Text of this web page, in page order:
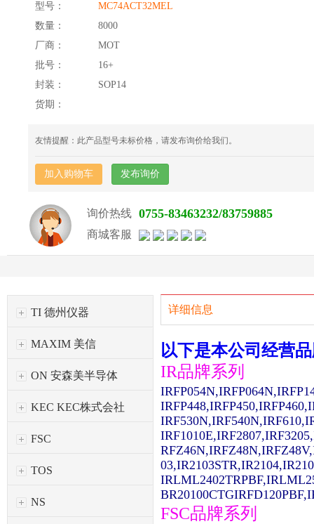
型号：
MC74ACT32MEL
数量：
8000
厂商：
MOT
批号：
16+
封装：
SOP14
货期：
友情提醒：此产品型号未标价格，请发布询价给我们。
加入购物车 发布询价
询价热线 0755-83463232/83759885
商城客服
TI 德州仪器
MAXIM 美信
ON 安森美半导体
KEC KEC株式会社
FSC
TOS
NS
详细信息
以下是本公司经营
IR品牌系列
FSC品牌系列